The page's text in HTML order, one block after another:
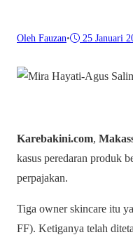
Oleh Fauzan• 25 Januari
Karebakini.com,
kasus peredaran produk
perpajakan.
Tiga owner skincare itu
FF). Ketiganya telah